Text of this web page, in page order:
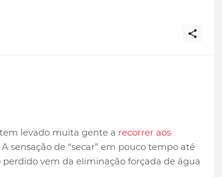
levado muita gente a recorrer aos
A sensação de “secar” em pouco tempo até
vem da eliminação forçada de água